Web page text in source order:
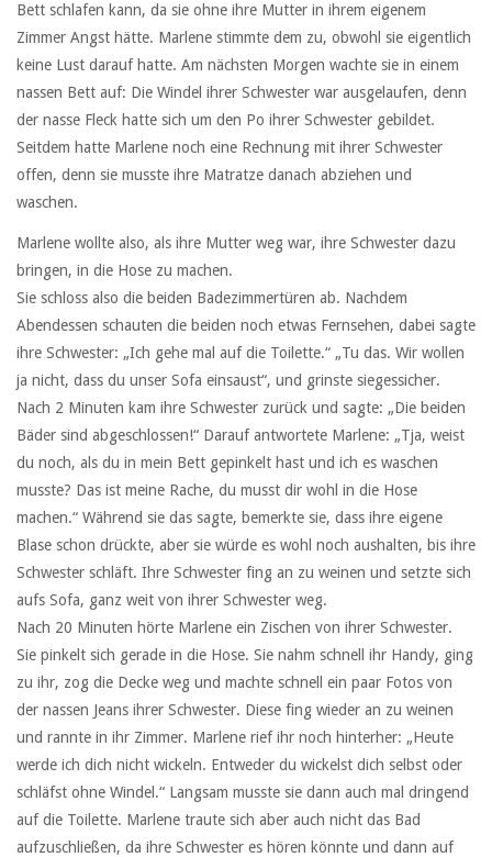
Bett schlafen kann, da sie ohne ihre Mutter in ihrem eigenem
Zimmer Angst hätte. Marlene stimmte dem zu, obwohl sie eigentlich
keine Lust darauf hatte. Am nächsten Morgen wachte sie in einem
nassen Bett auf: Die Windel ihrer Schwester war ausgelaufen, denn
der nasse Fleck hatte sich um den Po ihrer Schwester gebildet.
Seitdem hatte Marlene noch eine Rechnung mit ihrer Schwester
offen, denn sie musste ihre Matratze danach abziehen und
waschen.
Marlene wollte also, als ihre Mutter weg war, ihre Schwester dazu
bringen, in die Hose zu machen.
Sie schloss also die beiden Badezimmertüren ab. Nachdem
Abendessen schauten die beiden noch etwas Fernsehen, dabei sagte
ihre Schwester: „Ich gehe mal auf die Toilette.“ „Tu das. Wir wollen
ja nicht, dass du unser Sofa einsaust“, und grinste siegessicher.
Nach 2 Minuten kam ihre Schwester zurück und sagte: „Die beiden
Bäder sind abgeschlossen!“ Darauf antwortete Marlene: „Tja, weist
du noch, als du in mein Bett gepinkelt hast und ich es waschen
musste? Das ist meine Rache, du musst dir wohl in die Hose
machen.“ Während sie das sagte, bemerkte sie, dass ihre eigene
Blase schon drückte, aber sie würde es wohl noch aushalten, bis ihre
Schwester schläft. Ihre Schwester fing an zu weinen und setzte sich
aufs Sofa, ganz weit von ihrer Schwester weg.
Nach 20 Minuten hörte Marlene ein Zischen von ihrer Schwester.
Sie pinkelt sich gerade in die Hose. Sie nahm schnell ihr Handy, ging
zu ihr, zog die Decke weg und machte schnell ein paar Fotos von
der nassen Jeans ihrer Schwester. Diese fing wieder an zu weinen
und rannte in ihr Zimmer. Marlene rief ihr noch hinterher: „Heute
werde ich dich nicht wickeln. Entweder du wickelst dich selbst oder
schläfst ohne Windel.“ Langsam musste sie dann auch mal dringend
auf die Toilette. Marlene traute sich aber auch nicht das Bad
aufzuschließen, da ihre Schwester es hören könnte und dann auf